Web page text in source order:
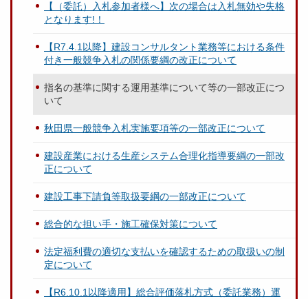
【（委託）入札参加者様へ】次の場合は入札無効や失格
となります!！
【R7.4.1以降】建設コンサルタント業務等における条件
付き一般競争入札の関係要綱の改正について
指名の基準に関する運用基準について等の一部改正につ
いて
秋田県一般競争入札実施要項等の一部改正について
建設産業における生産システム合理化指導要綱の一部改
正について
建設工事下請負等取扱要綱の一部改正について
総合的な担い手・施工確保対策について
法定福利費の適切な支払いを確認するための取扱いの制
定について
【R6.10.1以降適用】総合評価落札方式（委託業務）運